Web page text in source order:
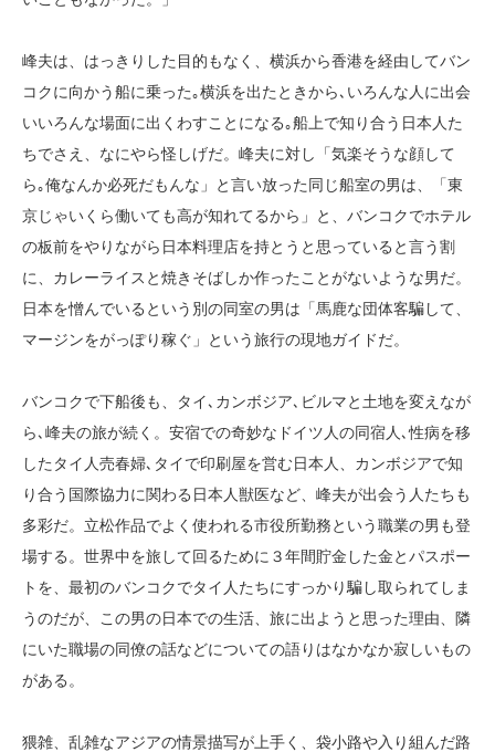
峰夫は、はっきりした目的もなく、横浜から香港を経由してバン
コクに向かう船に乗った｡横浜を出たときから､いろんな人に出会
いいろんな場面に出くわすことになる｡船上で知り合う日本人た
ちでさえ、なにやら怪しげだ。峰夫に対し「気楽そうな顔して
ら｡俺なんか必死だもんな」と言い放った同じ船室の男は、「東
京じゃいくら働いても高が知れてるから」と、バンコクでホテル
の板前をやりながら日本料理店を持とうと思っていると言う割
に、カレーライスと焼きそばしか作ったことがないような男だ。
日本を憎んでいるという別の同室の男は「馬鹿な団体客騙して、
マージンをがっぽり稼ぐ」という旅行の現地ガイドだ。
バンコクで下船後も、タイ､カンボジア､ビルマと土地を変えなが
ら､峰夫の旅が続く。安宿での奇妙なドイツ人の同宿人､性病を移
したタイ人売春婦､タイで印刷屋を営む日本人、カンボジアで知
り合う国際協力に関わる日本人獣医など、峰夫が出会う人たちも
多彩だ。立松作品でよく使われる市役所勤務という職業の男も登
場する。世界中を旅して回るために３年間貯金した金とパスポー
トを、最初のバンコクでタイ人たちにすっかり騙し取られてしま
うのだが、この男の日本での生活、旅に出ようと思った理由、隣
にいた職場の同僚の話などについての語りはなかなか寂しいもの
がある。
猥雑、乱雑なアジアの情景描写が上手く、袋小路や入り組んだ路